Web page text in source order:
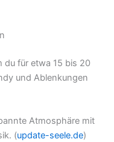
du für etwa 15 bis 20
und Ablenkungen
Atmosphäre mit
(update-seele.de)